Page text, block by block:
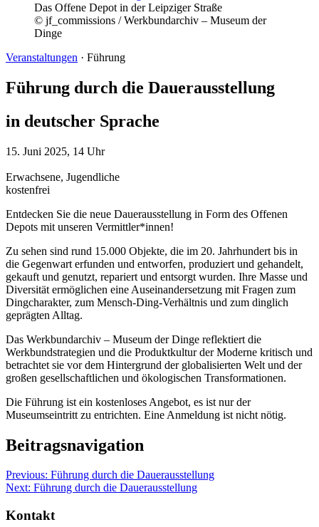
Das Offene Depot in der Leipziger Straße
© jf_commissions / Werkbundarchiv – Museum der
Dinge
Veranstaltungen · Führung
Führung durch die Dauerausstellung
in deutscher Sprache
15. Juni 2025, 14 Uhr
Erwachsene, Jugendliche
kostenfrei
Entdecken Sie die neue Dauerausstellung in Form des Offenen
Depots mit unseren Vermittler*innen!
Zu sehen sind rund 15.000 Objekte, die im 20. Jahrhundert bis in
die Gegenwart erfunden und entworfen, produziert und gehandelt,
gekauft und genutzt, repariert und entsorgt wurden. Ihre Masse und
Diversität ermöglichen eine Auseinandersetzung mit Fragen zum
Dingcharakter, zum Mensch-Ding-Verhältnis und zum dinglich
geprägten Alltag.
Das Werkbundarchiv – Museum der Dinge reflektiert die
Werkbundstrategien und die Produktkultur der Moderne kritisch und
betrachtet sie vor dem Hintergrund der globalisierten Welt und der
großen gesellschaftlichen und ökologischen Transformationen.
Die Führung ist ein kostenloses Angebot, es ist nur der
Museumseintritt zu entrichten. Eine Anmeldung ist nicht nötig.
Beitragsnavigation
Previous: Führung durch die Dauerausstellung
Next: Führung durch die Dauerausstellung
Kontakt